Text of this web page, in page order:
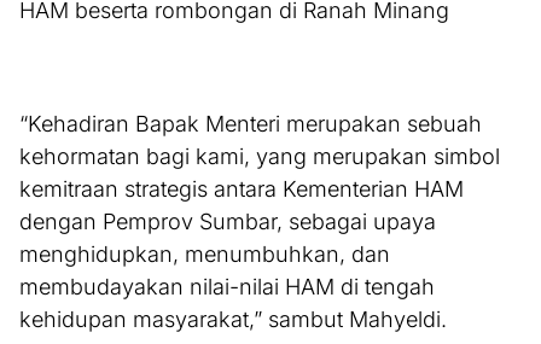
HAM beserta rombongan di Ranah Minang
“Kehadiran Bapak Menteri merupakan sebuah
kehormatan bagi kami, yang merupakan simbol
kemitraan strategis antara Kementerian HAM
dengan Pemprov Sumbar, sebagai upaya
menghidupkan, menumbuhkan, dan
membudayakan nilai-nilai HAM di tengah
kehidupan masyarakat,” sambut Mahyeldi.